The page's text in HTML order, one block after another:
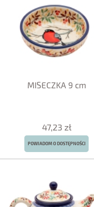
MISECZKA 9 cm
47,23 zł
POWIADOM O DOSTĘPNOŚCI